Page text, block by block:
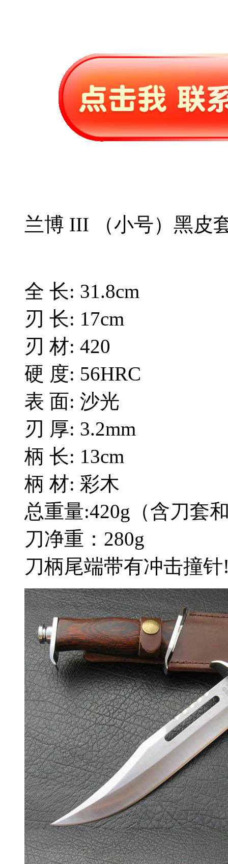
兰博 III （小号）黑皮
全 长: 31.8cm
刃 长: 17cm
刃 材: 420
硬 度: 56HRC
表 面: 沙光
刃 厚: 3.2mm
柄 长: 13cm
柄 材: 彩木
总重量:420g（含刀套
刀净重：280g
刀柄尾端带有冲击撞